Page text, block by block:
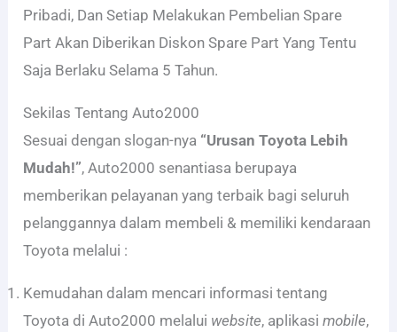
Pribadi, Dan Setiap Melakukan Pembelian Spare
Part Akan Diberikan Diskon Spare Part Yang Tentu
Saja Berlaku Selama 5 Tahun.
Sekilas Tentang Auto2000
Sesuai dengan slogan-nya “Urusan Toyota Lebih
Mudah!”, Auto2000 senantiasa berupaya
memberikan pelayanan yang terbaik bagi seluruh
pelanggannya dalam membeli & memiliki kendaraan
Toyota melalui :
Kemudahan dalam mencari informasi tentang
Toyota di Auto2000 melalui website, aplikasimobile,